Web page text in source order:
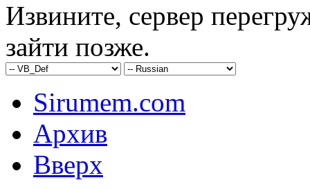
Извините, сервер
зайти позже.
Sirumem.com
Архив
Вверх